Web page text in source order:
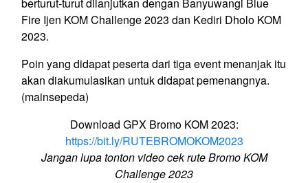
Fire Ijen KOM Challenge 2023 dan Kediri Dholo KOM
2023.
Poin yang didapat peserta dari tiga event menanjak itu
akan diakumulasikan untuk didapat pemenangnya.
(mainsepeda)
Download GPX Bromo KOM 2023:
https://bit.ly/RUTEBROMOKOM2023
Jangan lupa tonton video cek rute Bromo KOM
Challenge 2023